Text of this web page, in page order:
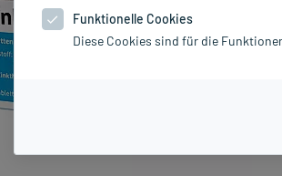
Funktionelle Cookies
Diese Cookies sind für die